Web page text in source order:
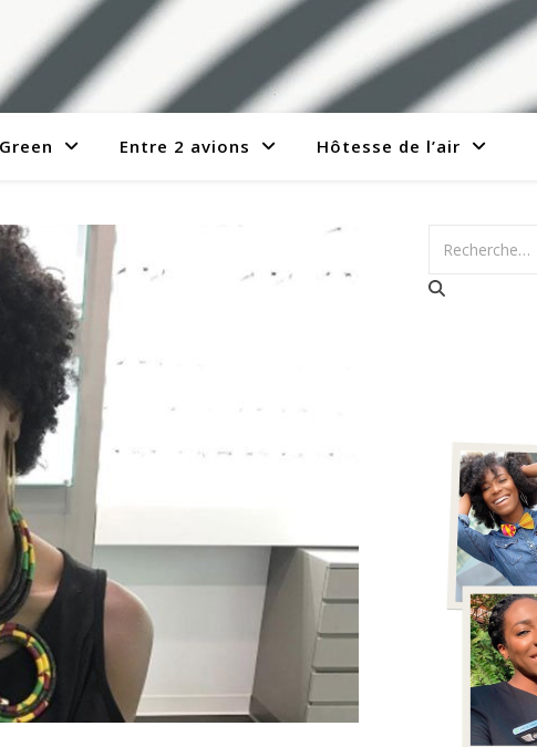
Green Entre 2 avions Hôtesse de l’air